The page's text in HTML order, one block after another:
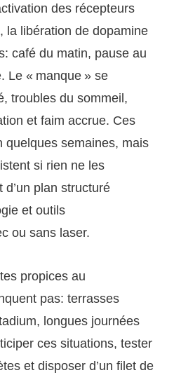
des récepteurs
la libération de dopamine
café du matin, pause au
Le « manque » se
troubles du sommeil,
et faim accrue. Ces
quelques semaines, mais
si rien ne les
d’un plan structuré
et outils
ou sans laser.
propices au
pas: terrasses
longues journées
ces situations, tester
et disposer d’un filet de